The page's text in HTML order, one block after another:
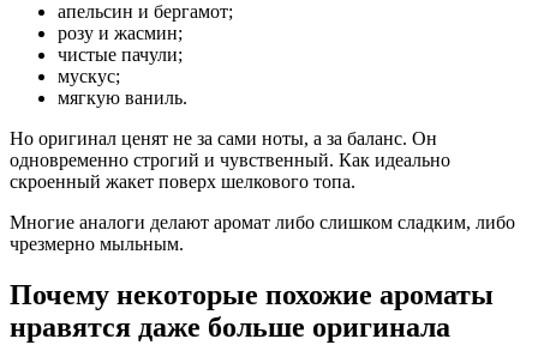
апельсин и бергамот;
розу и жасмин;
чистые пачули;
мускус;
мягкую ваниль.
Но оригинал ценят не за сами ноты, а за баланс. Он
одновременно строгий и чувственный. Как идеально
скроенный жакет поверх шелкового топа.
Многие аналоги делают аромат либо слишком сладким, либо
чрезмерно мыльным.
Почему некоторые похожие ароматы
нравятся даже больше оригинала